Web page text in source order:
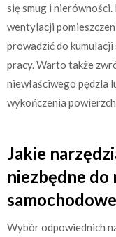
się smug i
wentylacji
prowadzić do
pracy. Warto także
niewłaściwego pędzla
wykończenia
Jakie
niezbędne do
Wybór odpowiednich